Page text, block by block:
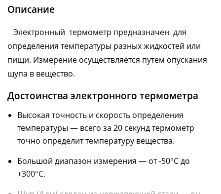
Описание
Электронный термометр предназначен для
определения температуры разных жидкостей или
пищи. Измерение осуществляется путем опускания
щупа в вещество.
Достоинства электронного термометра
Высокая точность и скорость определения
температуры — всего за 20 секунд термометр
точно определит температуру вещества.
Большой диапазон измерения — от -50°С до
+300°С.